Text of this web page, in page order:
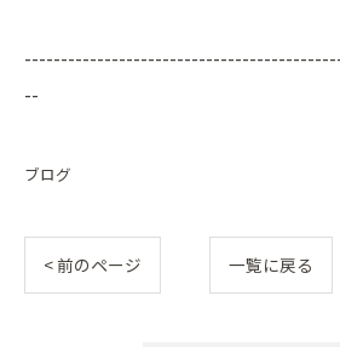
--
ブログ
< 前のページ 一覧に戻る